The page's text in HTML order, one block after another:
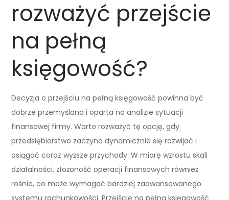
rozważyć przejście
na pełną
księgowość?
Decyzja o przejściu na pełną księgowość powinna być
dobrze przemyślana i oparta na analizie sytuacji
finansowej firmy. Warto rozważyć tę opcję, gdy
przedsiębiorstwo zaczyna dynamicznie się rozwijać i
osiągać coraz wyższe przychody. W miarę wzrostu skali
działalności, złożoność operacji finansowych również
rośnie, co może wymagać bardziej zaawansowanego
systemu rachunkowości. Przejście na pełną księgowość